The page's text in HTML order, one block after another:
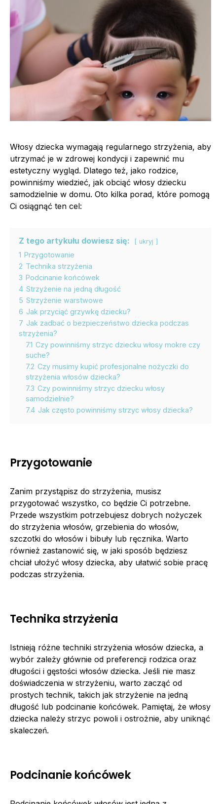
Włosy dziecka wymagają regularnego strzyżenia, aby
utrzymać je w zdrowej kondycji i zapewnić mu
estetyczny wygląd. Dlatego też, jako rodzice,
powinniśmy wiedzieć, jak obciąć włosy dziecku
samodzielnie w domu. Oto kilka porad, które pomogą
Ci osiągnąć ten cel:
Z tego artykułu dowiesz się: ukryj
1 Przygotowanie
2 Technika strzyżenia
3 Podcinanie końcówek
4 Strzyżenie na jedną długość
5 Strzyżenie warstwowe
6 Jak przyciąć grzywkę dziecku?
7 Jak zadbać o bezpieczeństwo dziecka podczas
strzyżenia?
7.1 Czy powinniśmy strzyc dziecku włosy mokre czy
suche?
7.2 Czy musimy kupić profesjonalne nożyczki do
strzyżenia włosów dziecka?
7.3 Czy powinniśmy strzyc dziecku włosy
samodzielnie?
7.4 Jak często powinniśmy strzyc włosy dziecka?
Przygotowanie
Zanim przystąpisz do strzyżenia, musisz
przygotować wszystko, co będzie Ci potrzebne.
Przede wszystkim potrzebujesz dobrych nożyczek
do strzyżenia włosów, grzebienia do włosów,
szczotki do włosów i bibuły lub ręcznika. Warto
również zastanowić się, w jaki sposób będziesz
chciał ułożyć włosy dziecka, aby ułatwić sobie pracę
podczas strzyżenia.
Technika strzyżenia
Istnieją różne techniki strzyżenia włosów dziecka, a
wybór zależy głównie od preferencji rodzica oraz
długości i gęstości włosów dziecka. Jeśli nie masz
doświadczenia w strzyżeniu, warto zacząć od
prostych technik, takich jak strzyżenie na jedną
długość lub podcinanie końcówek. Pamiętaj, że włosy
dziecka należy strzyc powoli i ostrożnie, aby uniknąć
skaleczeń.
Podcinanie końcówek